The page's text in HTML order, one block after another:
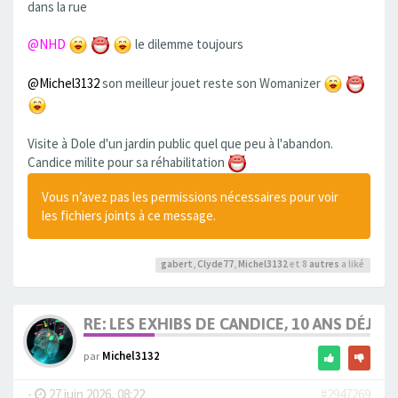
dans la rue
@NHD le dilemme toujours
@Michel3132son meilleur jouet reste son Womanizer
Visite à Dole d'un jardin public quel que peu à l'abandon.
Candice milite pour sa réhabilitation
Vous n’avez pas les permissions nécessaires pour voir
les fichiers joints à ce message.
gabert, Clyde77, Michel3132et 8 autres a liké
RE: LES EXHIBS DE CANDICE, 10 ANS DÉJÀ,
parMichel3132
- 27 juin 2026, 08:22 #2947269